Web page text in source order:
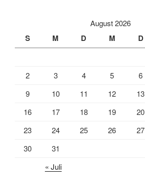
August 2026
S M D M D
2
3 4 5 6
9
10 11 12 13
16
17 18 19 20
23
24 25 26 27
30
31
« Juli